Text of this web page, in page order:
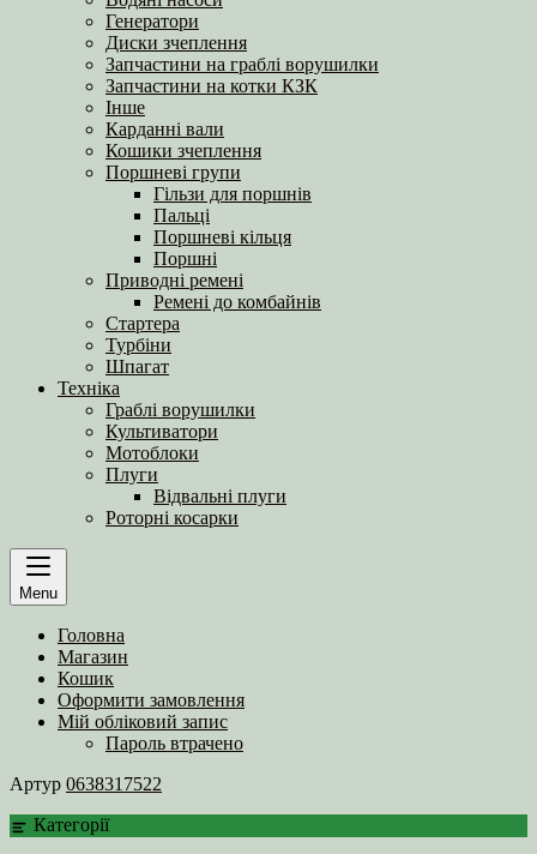
Генератори
Диски зчеплення
Запчастини на граблі ворушилки
Запчастини на котки КЗК
Інше
Карданні вали
Кошики зчеплення
Поршневі групи
Гільзи для поршнів
Пальці
Поршневі кільця
Поршні
Приводні ремені
Ремені до комбайнів
Стартера
Турбіни
Шпагат
Техніка
Граблі ворушилки
Культиватори
Мотоблоки
Плуги
Відвальні плуги
Роторні косарки
Menu
Головна
Магазин
Кошик
Оформити замовлення
Мій обліковий запис
Пароль втрачено
Артур 0638317522
Категорії